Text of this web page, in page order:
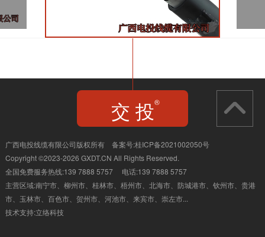
广西电投线缆有限公司版权所有 备案号:桂ICP备2021002050号
Copyright ©2023-2026 GXDT.CN All Rights Reserved.
全国免费服务热线:139 7888 5757 电话:139 7888 5757
交 投®
主营区域:南宁市、柳州市、桂林市、 梧州市、北海市、防城港市、钦州市、贵港
市、玉林市、百色市、贺州市、河池市、来宾市、崇左市...
技术支持:立络科技